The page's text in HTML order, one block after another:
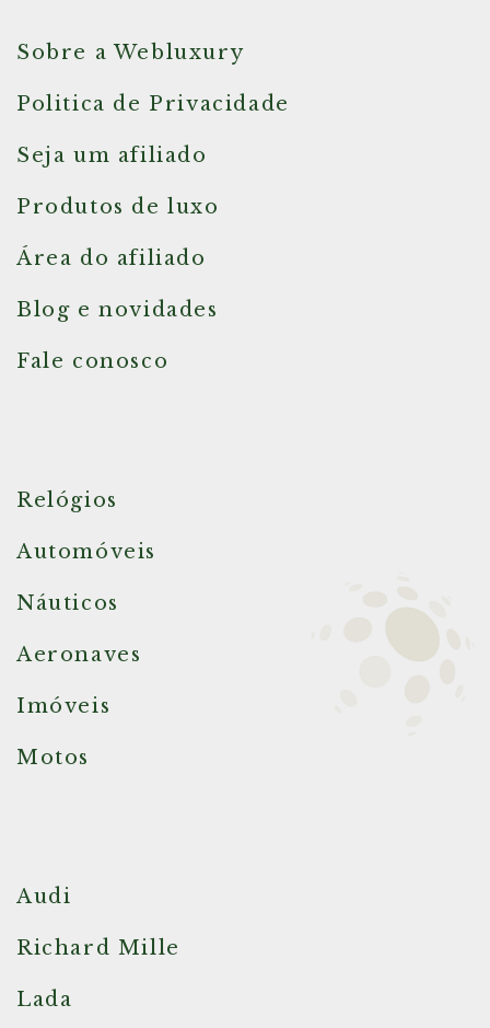
Sobre a Webluxury
Politica de Privacidade
Seja um afiliado
Produtos de luxo
Área do afiliado
Blog e novidades
Fale conosco
Relógios
Automóveis
Náuticos
Aeronaves
Imóveis
Motos
Audi
Richard Mille
Lada